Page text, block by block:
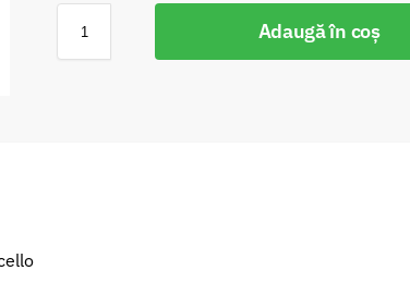
Adaugă în coș